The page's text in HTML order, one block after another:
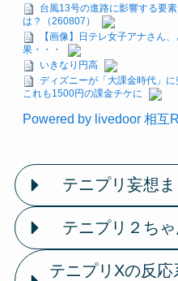
台風13号の進路に影響する要
は？（260807）
【画像】日テレ女子アナさん
果・・・
いきなり円高
ディズニーが「大課金時代」
これも1500円の課金チケに
Powered by livedoor 相互
テニプリ妄想
テニプリ２ち
テニプリXの反